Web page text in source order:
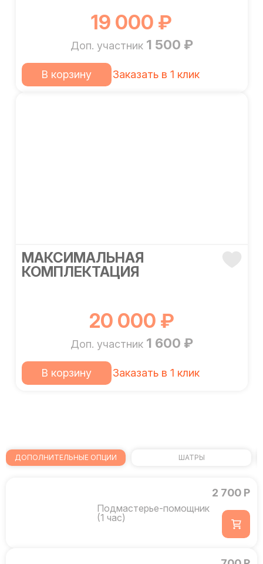
19 000 ₽
Доп. участник 1 500 ₽
В корзину Заказать в 1 клик
МАКСИМАЛЬНАЯ
КОМПЛЕКТАЦИЯ
20 000 ₽
Доп. участник 1 600 ₽
В корзину Заказать в 1 клик
ДОПОЛНИТЕЛЬНЫЕ ОПЦИИ ШАТРЫ
Подмастерье-помощник
(1 час)
2 700 Р